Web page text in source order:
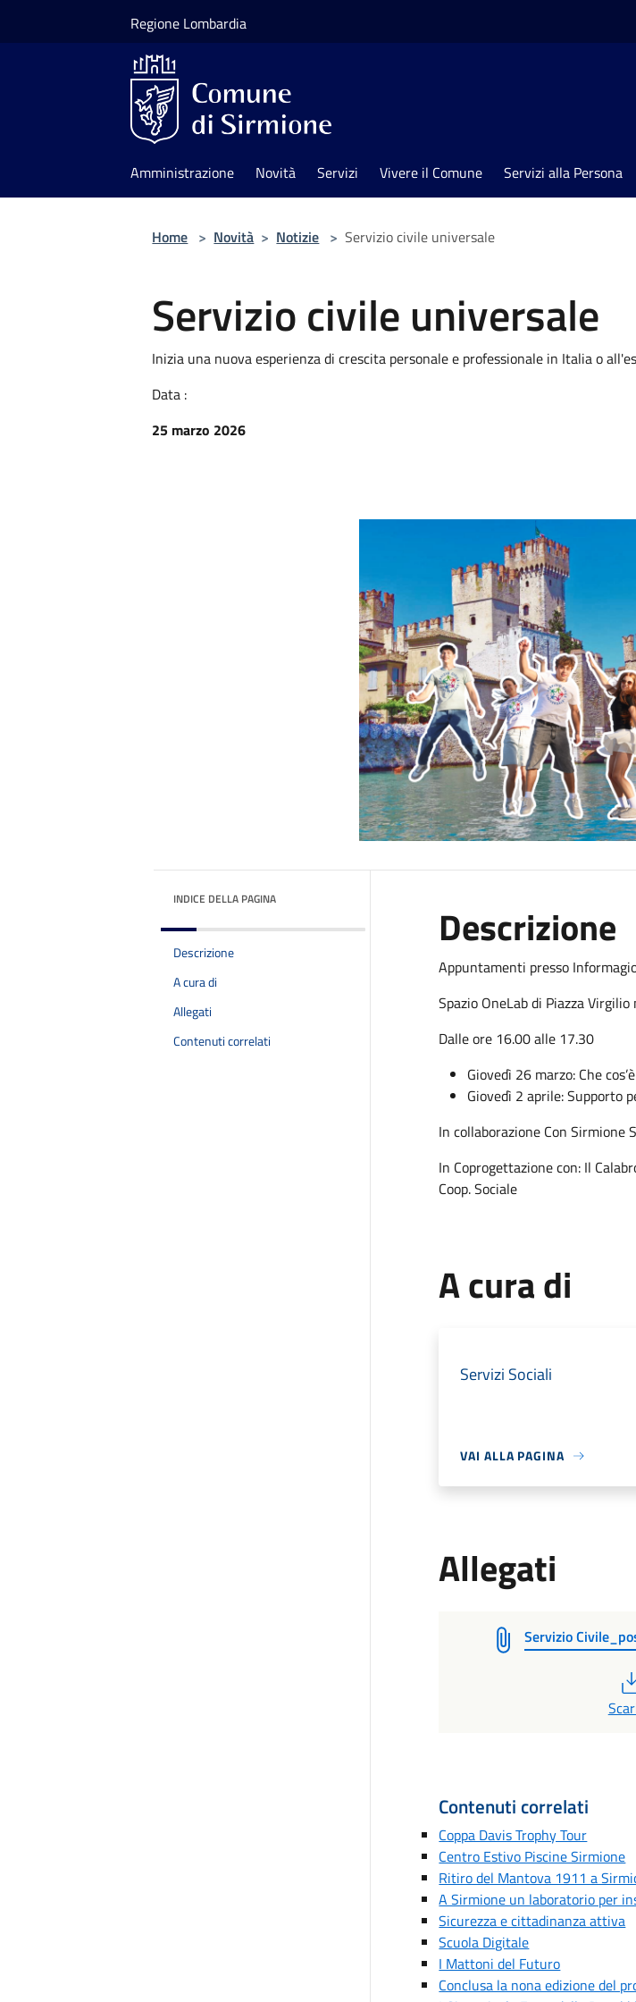
Regione Lombardia
Amministrazione Novità Servizi Vivere il Comune Servizi alla Persona
Home > Novità > Notizie > Servizio civile universale
Servizio civile universale
Inizia una nuova esperienza di crescita personale e professionale in Italia o
Data :
25 marzo 2026
INDICE DELLA PAGINA
Descrizione
A cura di
Allegati
Contenuti correlati
Descrizione
Appuntamenti presso
Spazio OneLab di Piazza Virgilio
Dalle ore 16.00 alle 17.30
Giovedì 26 marzo: Che
Giovedì 2 aprile: Supporto
In collaborazione Con Sirmione
In Coprogettazione con: Il
Coop. Sociale
A cura di
Servizi Sociali
VAI ALLA PAGINA
Allegati
Servizio
Contenuti correlati
Coppa Davis Trophy Tour
Centro Estivo Piscine Sirmione
Ritiro del Mantova 1911 a
A Sirmione un laboratorio per
Sicurezza e cittadinanza attiva
Scuola Digitale
I Mattoni del Futuro
Conclusa la nona edizione del